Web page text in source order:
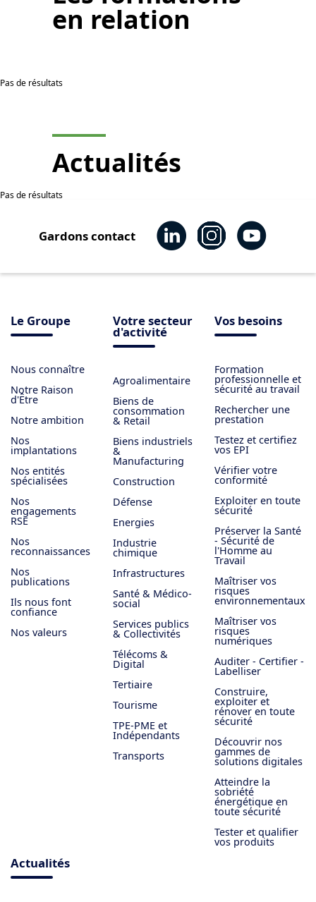
en relation
Pas de résultats
Actualités
Pas de résultats
Gardons contact
Le Groupe
Nous connaître
Notre Raison
d'Être
Notre ambition
Nos
implantations
Nos entités
spécialisées
Nos
engagements
RSE
Nos
reconnaissances
Nos
publications
Ils nous font
confiance
Nos valeurs
Votre secteur
d'activité
Agroalimentaire
Biens de
consommation
& Retail
Biens industriels
&
Manufacturing
Construction
Défense
Energies
Industrie
chimique
Infrastructures
Santé & Médico-
social
Services publics
& Collectivités
Télécoms &
Digital
Tertiaire
Tourisme
TPE-PME et
Indépendants
Transports
Vos besoins
Formation
professionnelle et
sécurité au travail
Rechercher une
prestation
Testez et certifiez
vos EPI
Vérifier votre
conformité
Exploiter en toute
sécurité
Préserver la Santé
- Sécurité de
l'Homme au
Travail
Maîtriser vos
risques
environnementaux
Maîtriser vos
risques
numériques
Auditer - Certifier -
Labelliser
Construire,
exploiter et
rénover en toute
sécurité
Découvrir nos
gammes de
solutions digitales
Atteindre la
sobriété
énergétique en
toute sécurité
Tester et qualifier
vos produits
Actualités